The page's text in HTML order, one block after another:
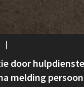
door
melding